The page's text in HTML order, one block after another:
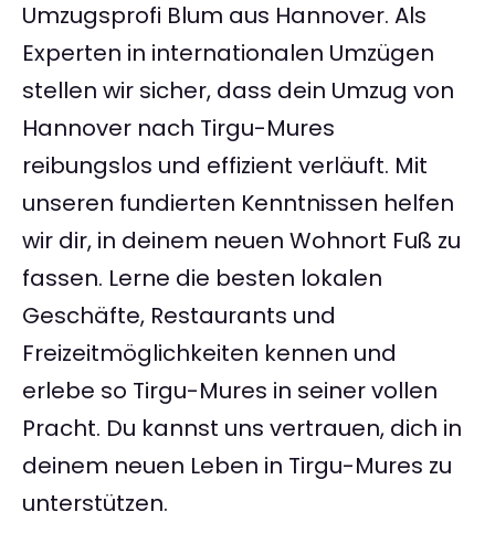
Umzugsprofi Blum aus Hannover. Als
Experten in internationalen Umzügen
stellen wir sicher, dass dein Umzug von
Hannover nach Tirgu-Mures
reibungslos und effizient verläuft. Mit
unseren fundierten Kenntnissen helfen
wir dir, in deinem neuen Wohnort Fuß zu
fassen. Lerne die besten lokalen
Geschäfte, Restaurants und
Freizeitmöglichkeiten kennen und
erlebe so Tirgu-Mures in seiner vollen
Pracht. Du kannst uns vertrauen, dich in
deinem neuen Leben in Tirgu-Mures zu
unterstützen.